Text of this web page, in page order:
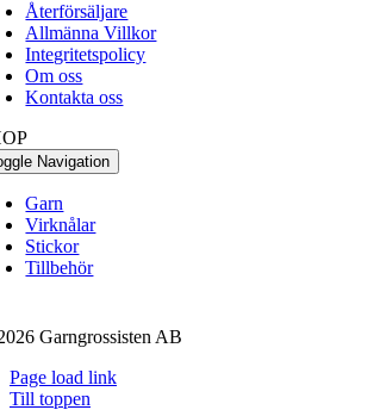
Återförsäljare
Allmänna Villkor
Integritetspolicy
Om oss
Kontakta oss
Navigation
Garn
Virknålar
Stickor
Tillbehör
Garngrossisten AB
Page load link
Till toppen